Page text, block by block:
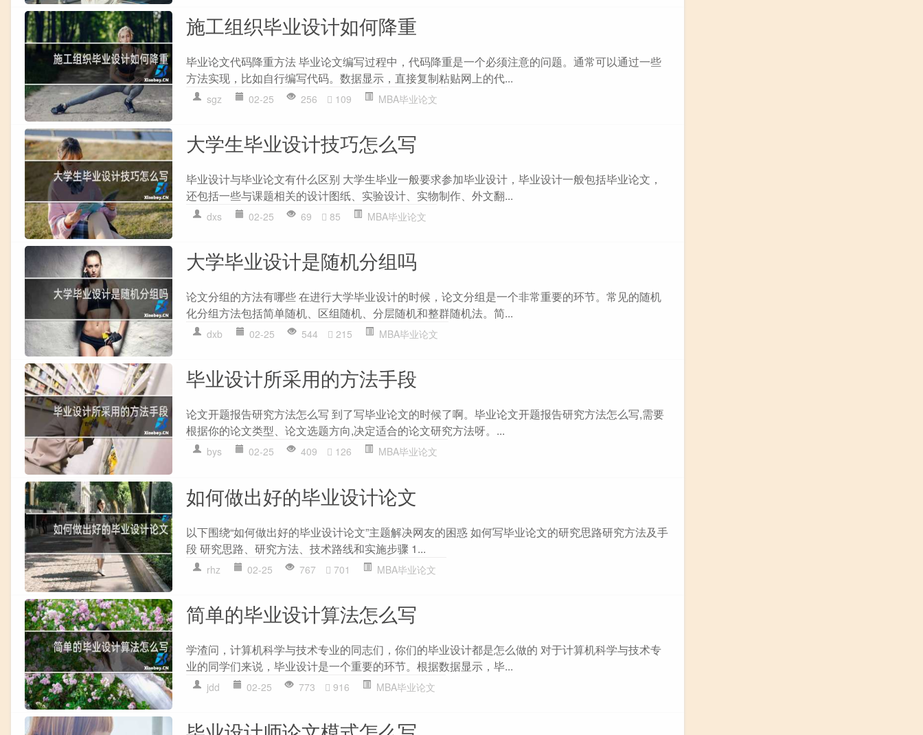
施工组织毕业设计如何降重
毕业论文代码降重方法 毕业论文编写过程中，代码降重是一个必须注意的问题。通常可以通过一些
方法实现，比如自行编写代码。数据显示，直接复制粘贴网上的代...
sgz 02-25 256 109 MBA毕业论文
大学生毕业设计技巧怎么写
毕业设计与毕业论文有什么区别 大学生毕业一般要求参加毕业设计，毕业设计一般包括毕业论文，
还包括一些与课题相关的设计图纸、实验设计、实物制作、外文翻...
dxs 02-25 69 85 MBA毕业论文
大学毕业设计是随机分组吗
论文分组的方法有哪些 在进行大学毕业设计的时候，论文分组是一个非常重要的环节。常见的随机
化分组方法包括简单随机、区组随机、分层随机和整群随机法。简...
dxb 02-25 544 215 MBA毕业论文
毕业设计所采用的方法手段
论文开题报告研究方法怎么写 到了写毕业论文的时候了啊。毕业论文开题报告研究方法怎么写,需要
根据你的论文类型、论文选题方向,决定适合的论文研究方法呀。...
bys 02-25 409 126 MBA毕业论文
如何做出好的毕业设计论文
以下围绕“如何做出好的毕业设计论文”主题解决网友的困惑 如何写毕业论文的研究思路研究方法及手
段 研究思路、研究方法、技术路线和实施步骤 1...
rhz 02-25 767 701 MBA毕业论文
简单的毕业设计算法怎么写
学渣问，计算机科学与技术专业的同志们，你们的毕业设计都是怎么做的 对于计算机科学与技术专
业的同学们来说，毕业设计是一个重要的环节。根据数据显示，毕...
jdd 02-25 773 916 MBA毕业论文